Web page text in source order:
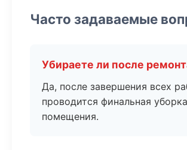
Часто задаваемые
Убираете ли после
Да, после завершения всех
проводится финальная уборка
помещения.